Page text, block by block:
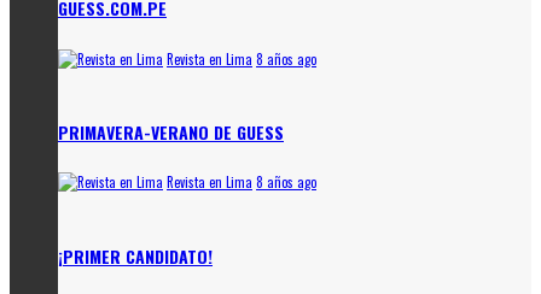
GUESS.COM.PE
Revista en Lima 8 años ago
PRIMAVERA-VERANO DE GUESS
Revista en Lima 8 años ago
¡PRIMER CANDIDATO!